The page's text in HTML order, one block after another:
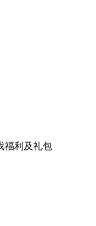
福利 及礼包